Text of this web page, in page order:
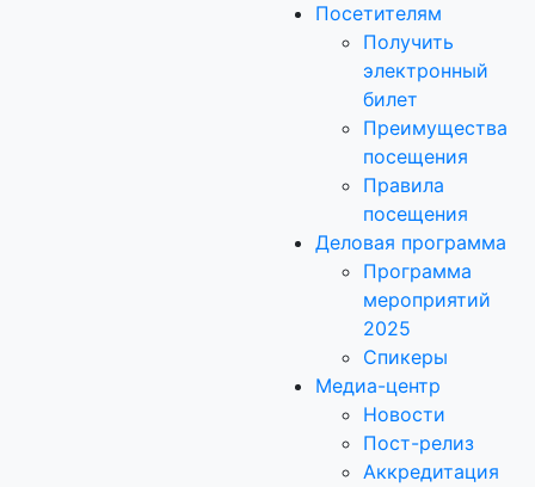
Посетителям
Получить
электронный
билет
Преимущества
посещения
Правила
посещения
Деловая программа
Программа
мероприятий
2025
Спикеры
Медиа-центр
Новости
Пост-релиз
Аккредитация